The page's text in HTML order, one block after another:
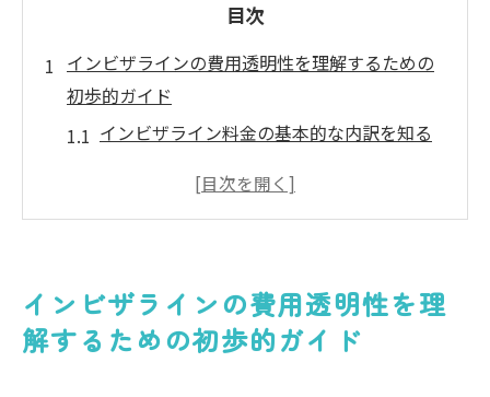
目次
インビザラインの費用透明性を理解するための
初歩的ガイド
インビザライン料金の基本的な内訳を知る
診断費用と設計費用の具体的な内容
詳細
クリニックごとの料金の違いを理解する
インビザラインの費用透明性を理
解するための初歩的ガイド